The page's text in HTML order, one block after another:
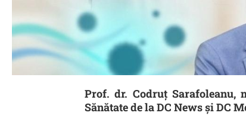
Prof. dr. Codruț
Sănătate de la DC News și DC